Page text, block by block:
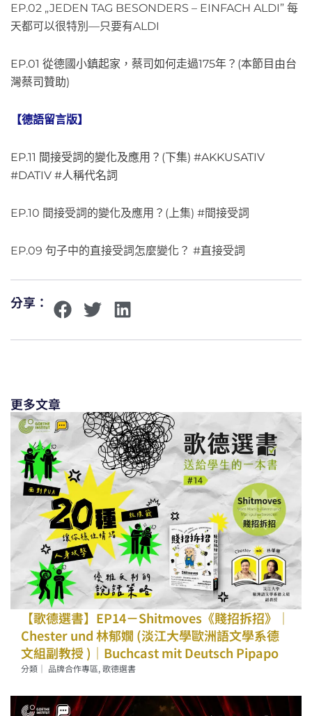
EP.02 „JEDEN TAG BESONDERS – EINFACH ALDI” 每
天都可以很特別—只要有ALDI
EP.01 從德國小鎮起家，蔡司如何走過175年？(本節目由台
灣蔡司贊助)
【德語留言版】
EP.11 間接受詞的變化及應用？(下集) #AKKUSATIV
#DATIV #人稱代名詞
EP.10 間接受詞的變化及應用？(上集) #間接受詞
EP.09 句子中的直接受詞怎麼變化？ #直接受詞
分享：
更多文章
【歌德選書】EP14－Shitmoves《賤招拆招》｜
Chester und 林郁嫺 (淡江大學歐洲語文學系德
文組副教授 )｜Buchcast mit Deutsch Pipapo
分類｜ 品牌合作專區,歌德選書